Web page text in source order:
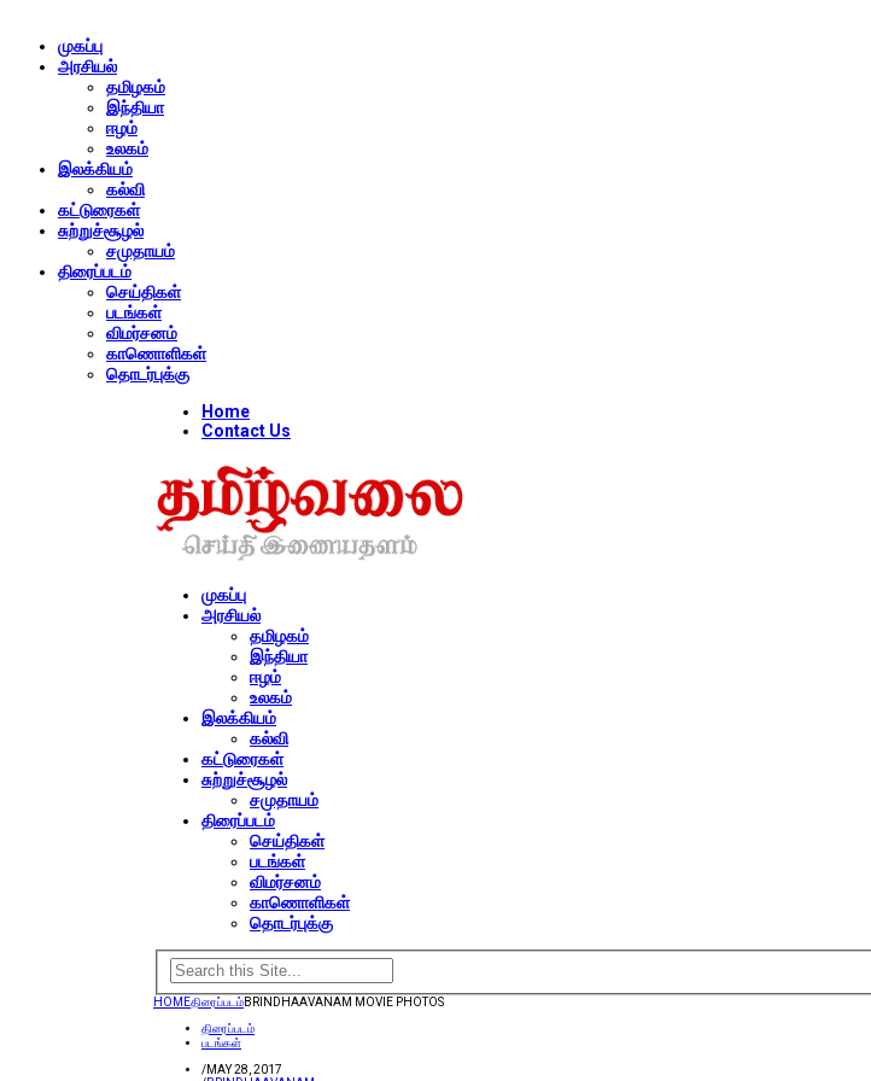
முகப்பு
அரசியல்
தமிழகம்
இந்தியா
ஈழம்
உலகம்
இலக்கியம்
கல்வி
கட்டுரைகள்
சுற்றுச்சூழல்
சமுதாயம்
திரைப்படம்
செய்திகள்
படங்கள்
விமர்சனம்
காணொளிகள்
தொடர்புக்கு
Home
Contact Us
முகப்பு
அரசியல்
தமிழகம்
இந்தியா
ஈழம்
உலகம்
இலக்கியம்
கல்வி
கட்டுரைகள்
சுற்றுச்சூழல்
சமுதாயம்
திரைப்படம்
செய்திகள்
படங்கள்
விமர்சனம்
காணொளிகள்
தொடர்புக்கு
HOMEதிரைப்படம்BRINDHAAVANAM MOVIE PHOTOS
திரைப்படம்
படங்கள்
/MAY 28, 2017